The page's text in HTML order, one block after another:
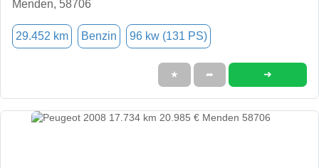
Menden, 58706
29.452 km Benzin 96 kw (131 PS)
★ ➦ ➜